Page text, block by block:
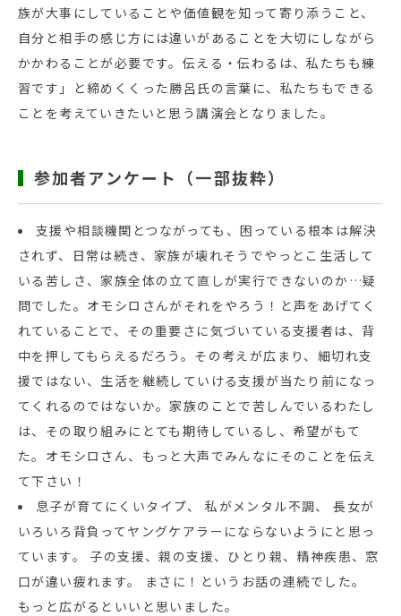
族が大事にしていることや価値観を知って寄り添うこと、
自分と相手の感じ方には違いがあることを大切にしながら
かかわることが必要です。伝える・伝わるは、私たちも練
習です」と締めくくった勝呂氏の言葉に、私たちもできる
ことを考えていきたいと思う講演会となりました。
参加者アンケート（一部抜粋）
支援や相談機関とつながっても、困っている根本は解決
されず、日常は続き、家族が壊れそうでやっとこ生活して
いる苦しさ、家族全体の立て直しが実行できないのか…疑
問でした。オモシロさんがそれをやろう！と声をあげてく
れていることで、その重要さに気づいている支援者は、背
中を押してもらえるだろう。その考えが広まり、細切れ支
援ではない、生活を継続していける支援が当たり前になっ
てくれるのではないか。家族のことで苦しんでいるわたし
は、その取り組みにとても期待しているし、希望がもて
た。オモシロさん、もっと大声でみんなにそのことを伝え
て下さい！
息子が育てにくいタイプ、 私がメンタル不調、 長女が
いろいろ背負ってヤングケアラーにならないようにと思っ
ています。 子の支援、親の支援、ひとり親、精神疾患、窓
口が違い疲れます。 まさに！というお話の連続でした。
もっと広がるといいと思いました。